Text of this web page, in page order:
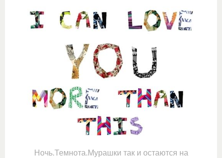
Ночь.Темнота.Мурашки так и остаются на